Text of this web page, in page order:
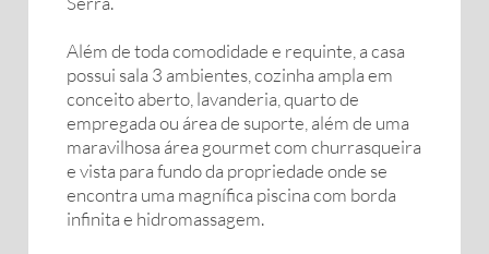
Além de toda comodidade e requinte, a casa
possui sala 3 ambientes, cozinha ampla em
conceito aberto, lavanderia, quarto de
empregada ou área de suporte, além de uma
maravilhosa área gourmet com churrasqueira
e vista para fundo da propriedade onde se
encontra uma magnífica piscina com borda
infinita e hidromassagem.